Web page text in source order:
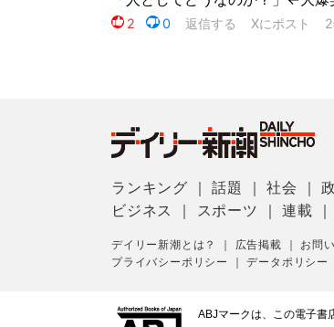
ランキング ｜話題 ｜社会 ｜
ビジネス
スポーツ ｜連載
デイリー新潮とは？ 広告掲載 お問
プライバシーポリシー
｜データポリシー
ABJマークは、この電子書